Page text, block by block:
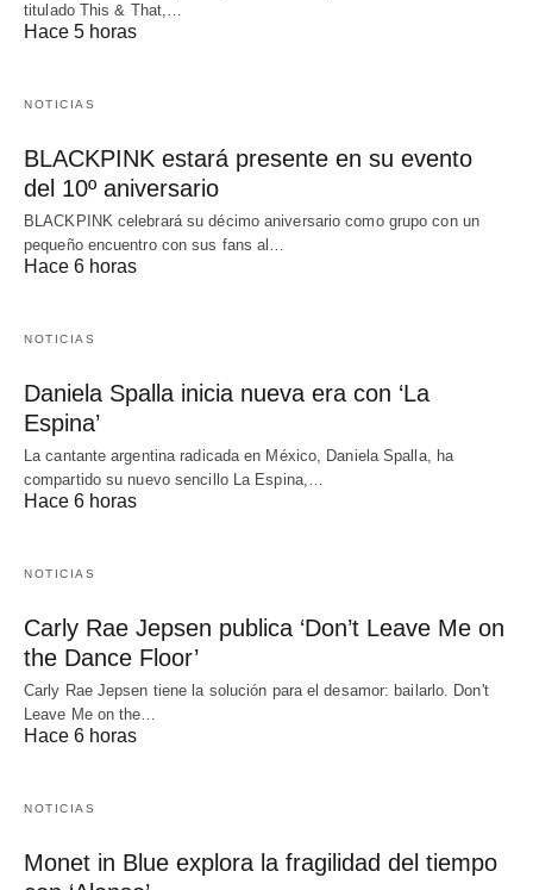
titulado This & That,…
Hace 5 horas
NOTICIAS
BLACKPINK estará presente en su evento
del 10º aniversario
BLACKPINK celebrará su décimo aniversario como grupo con un
pequeño encuentro con sus fans al…
Hace 6 horas
NOTICIAS
Daniela Spalla inicia nueva era con ‘La
Espina’
La cantante argentina radicada en México, Daniela Spalla, ha
compartido su nuevo sencillo La Espina,…
Hace 6 horas
NOTICIAS
Carly Rae Jepsen publica ‘Don’t Leave Me on
the Dance Floor’
Carly Rae Jepsen tiene la solución para el desamor: bailarlo. Don't
Leave Me on the…
Hace 6 horas
NOTICIAS
Monet in Blue explora la fragilidad del tiempo